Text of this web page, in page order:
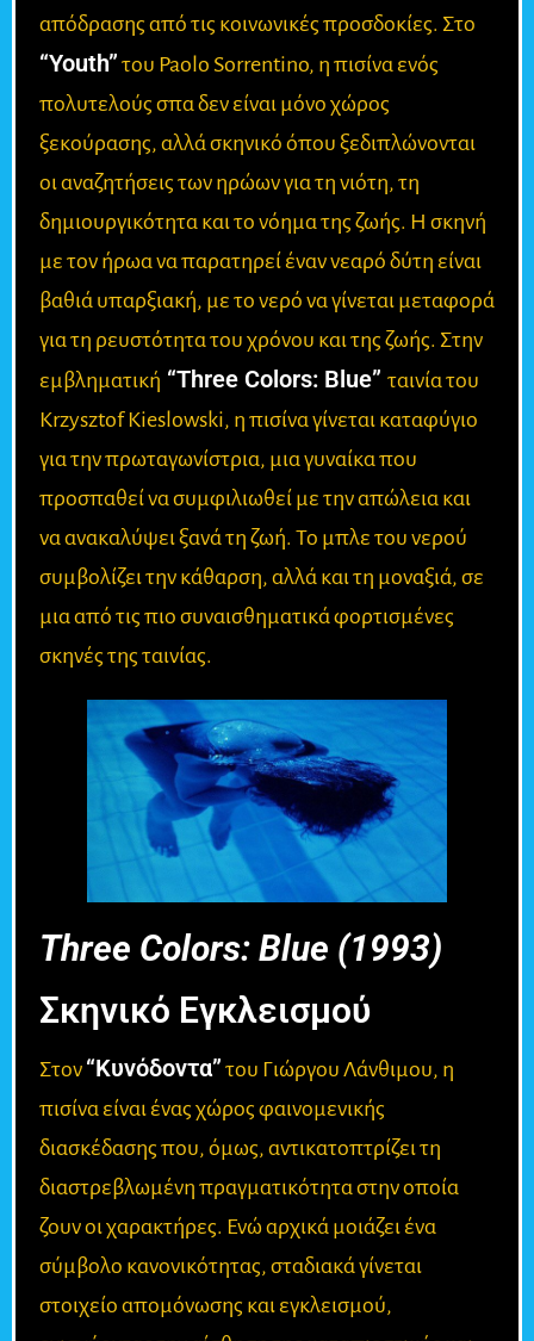
απόδρασης από τις κοινωνικές προσδοκίες. Στο
“Youth” του Paolo Sorrentino, η πισίνα ενός
πολυτελούς σπα δεν είναι μόνο χώρος
ξεκούρασης, αλλά σκηνικό όπου ξεδιπλώνονται
οι αναζητήσεις των ηρώων για τη νιότη, τη
δημιουργικότητα και το νόημα της ζωής. Η σκηνή
με τον ήρωα να παρατηρεί έναν νεαρό δύτη είναι
βαθιά υπαρξιακή, με το νερό να γίνεται μεταφορά
για τη ρευστότητα του χρόνου και της ζωής. Στην
εμβληματική “Three Colors: Blue” ταινία του
Krzysztof Kieslowski, η πισίνα γίνεται καταφύγιο
για την πρωταγωνίστρια, μια γυναίκα που
προσπαθεί να συμφιλιωθεί με την απώλεια και
να ανακαλύψει ξανά τη ζωή. Το μπλε του νερού
συμβολίζει την κάθαρση, αλλά και τη μοναξιά, σε
μια από τις πιο συναισθηματικά φορτισμένες
σκηνές της ταινίας.
Three Colors: Blue (1993)
Σκηνικό Εγκλεισμού
Στον “Κυνόδοντα” του Γιώργου Λάνθιμου, η
πισίνα είναι ένας χώρος φαινομενικής
διασκέδασης που, όμως, αντικατοπτρίζει τη
διαστρεβλωμένη πραγματικότητα στην οποία
ζουν οι χαρακτήρες. Ενώ αρχικά μοιάζει ένα
σύμβολο κανονικότητας, σταδιακά γίνεται
στοιχείο απομόνωσης και εγκλεισμού,